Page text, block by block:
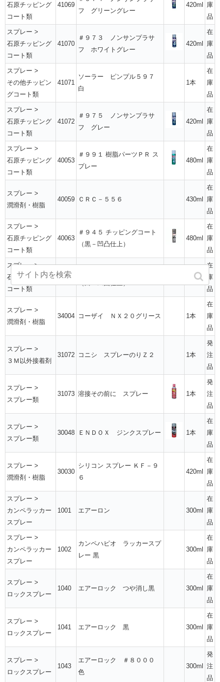
石原チッピング
コート類
41069
フ グリーングレー
420ml 庫
品
スプレー >
石原チッピング
コート類
41070
＃９７３ ノンサンプラサ
フ ホワイトグレー
420ml
在
庫
品
スプレー >
その他チッピン
グコート類
41071
ソーラー ピンプル５９７
白
1本
在
庫
品
スプレー >
石原チッピング
コート類
41072
＃９７５ ノンサンプラサ
フ グレー
420ml
在
庫
品
スプレー >
石原チッピング
コート類
40053
＃９９１ 樹脂パーツＰＲ ス
プレー
480ml
在
庫
品
スプレー >
潤滑剤・樹脂
40059 ＣＲＣ－５５６ 430ml
在
庫
品
スプレー >
石原チッピング
コート類
40063
＃９４５ チッピングコート
（黒－凹凸仕上）
480ml
在
庫
品
スプレー >
石原チッピング
コート類
40064 480ml
在
庫
品
スプレー >
潤滑剤・樹脂
34004 コーザイ ＮＸ２０グリース 1本
在
庫
品
スプレー >
３Ｍ以外接着剤
31072 コニシ スプレーのりＺ２ 1本
発
注
品
スプレー >
スプレー類
31073 溶接その前に スプレー 1本
発
注
品
スプレー >
スプレー類
30048 ＥＮＤＯＸ ジンクスプレー 1本
在
庫
品
スプレー >
潤滑剤・樹脂
30030
シリコン スプレー ＫＦ－９
６
420ml
在
庫
品
スプレー >
カンペラッカー
スプレー
1001 エアーロン 300ml
在
庫
品
スプレー >
カンペラッカー
スプレー
1002
カンペハピオ ラッカースプ
レー 黒
300ml
在
庫
品
スプレー >
ロックスプレー
1040 エアーロック つや消し黒 300ml
在
庫
品
スプレー >
ロックスプレー
1041 エアーロック 黒 300ml
在
庫
品
スプレー >
ロックスプレー
1043
エアーロック ＃８０００
色
300ml
発
注
品